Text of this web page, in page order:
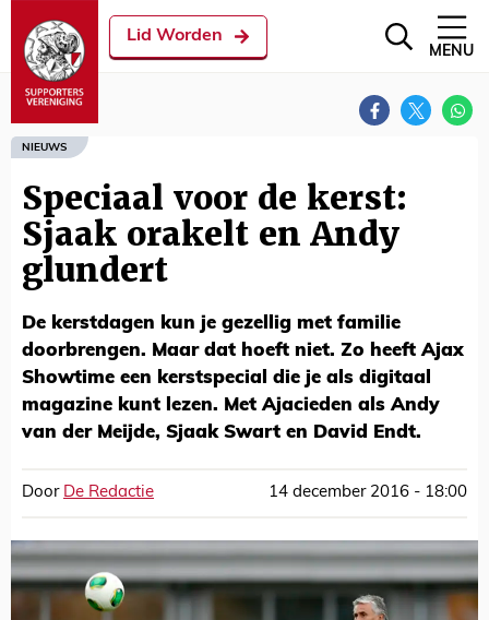
Lid Worden
MENU
NIEUWS
Speciaal voor de kerst:
Sjaak orakelt en Andy
glundert
De kerstdagen kun je gezellig met familie
doorbrengen. Maar dat hoeft niet. Zo heeft Ajax
Showtime een kerstspecial die je als digitaal
magazine kunt lezen. Met Ajacieden als Andy
van der Meijde, Sjaak Swart en David Endt.
Door De Redactie 14 december 2016 - 18:00